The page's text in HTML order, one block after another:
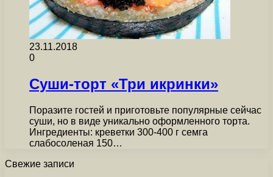
23.11.2018
0
Суши-торт «Три икринки»
Поразите гостей и приготовьте популярные сейчас
суши, но в виде уникально оформленного торта.
Ингредиенты: креветки 300-400 г семга
слабосоленая 150…
Свежие записи